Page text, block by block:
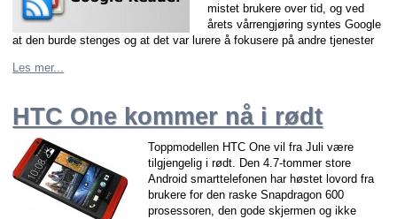
mistet brukere over tid, og ved
årets vårrengjøring syntes Google
at den burde stenges og at det var lurere å fokusere på andre tjenester
Les mer...
HTC One kommer nå i rødt
Toppmodellen HTC One vil fra Juli være
tilgjengelig i rødt. Den 4.7-tommer store
Android smarttelefonen har høstet lovord fra
brukere for den raske Snapdragon 600
prosessoren, den gode skjermen og ikke